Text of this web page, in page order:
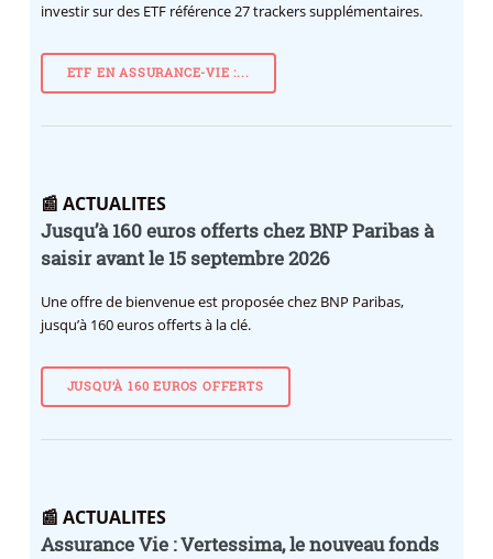
investir sur des ETF référence 27 trackers supplémentaires.
ETF EN ASSURANCE-VIE :...
📰 ACTUALITES
Jusqu’à 160 euros offerts chez BNP Paribas à
saisir avant le 15 septembre 2026
Une offre de bienvenue est proposée chez BNP Paribas,
jusqu’à 160 euros offerts à la clé.
JUSQU’À 160 EUROS OFFERTS
📰 ACTUALITES
Assurance Vie : Vertessima, le nouveau fonds